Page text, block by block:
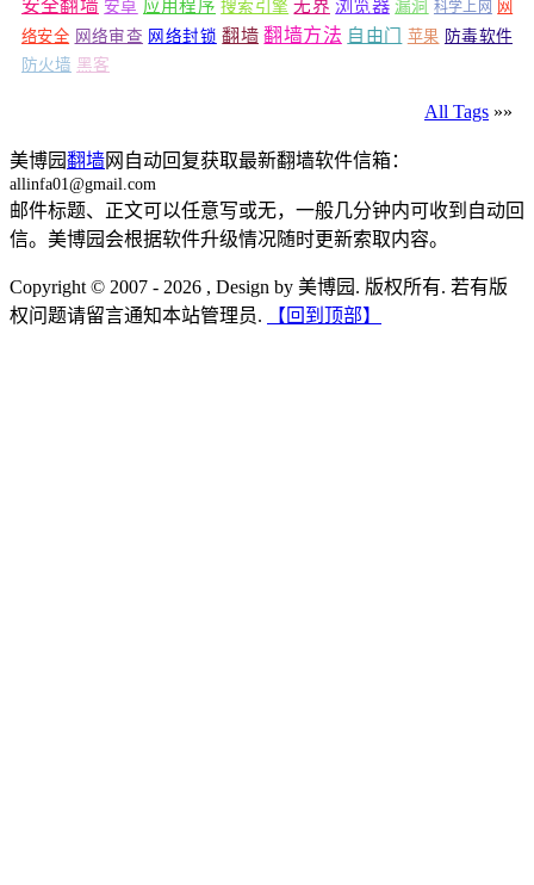
安全翻墙 安卓 应用程序 搜索引擎 无界 浏览器 漏洞 科学上网 网
络安全 网络审查 网络封锁 翻墙 翻墙方法 自由门 苹果 防毒软件
防火墙 黑客
All Tags »»
美博园翻墙网自动回复获取最新翻墙软件信箱：
allinfa01@gmail.com
邮件标题、正文可以任意写或无，一般几分钟内可收到自动回
信。美博园会根据软件升级情况随时更新索取内容。
Copyright © 2007 - 2026 , Design by 美博园. 版权所有. 若有版
权问题请留言通知本站管理员.
【回到顶部】